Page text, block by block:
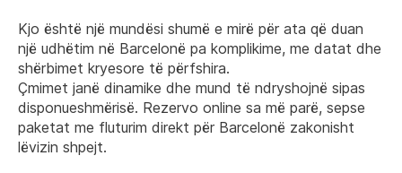
Kjo është një mundësi shumë e mirë për ata që duan
një udhëtim në Barcelonë pa komplikime, me datat dhe
shërbimet kryesore të përfshira.
Çmimet janë dinamike dhe mund të ndryshojnë sipas
disponueshmërisë. Rezervo online sa më parë, sepse
paketat me fluturim direkt për Barcelonë zakonisht
lëvizin shpejt.